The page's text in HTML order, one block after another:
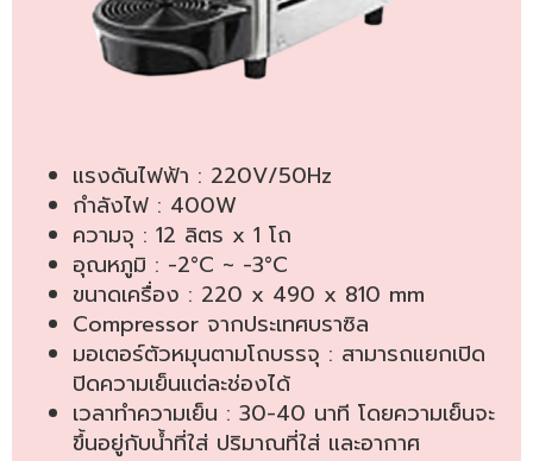
แรงดันไฟฟ้า : 220V/50Hz
กำลังไฟ : 400W
ความจุ : 12 ลิตร x 1 โถ
อุณหภูมิ : -2°C ~ -3°C
ขนาดเครื่อง : 220 x 490 x 810 mm
Compressor จากประเทศบราซิล
มอเตอร์ตัวหมุนตามโถบรรจุ : สามารถแยกเปิด
ปิดความเย็นแต่ละช่องได้
เวลาทำความเย็น : 30-40 นาที โดยความเย็นจะ
ขึ้นอยู่กับน้ำที่ใส่ ปริมาณที่ใส่ และอากาศ